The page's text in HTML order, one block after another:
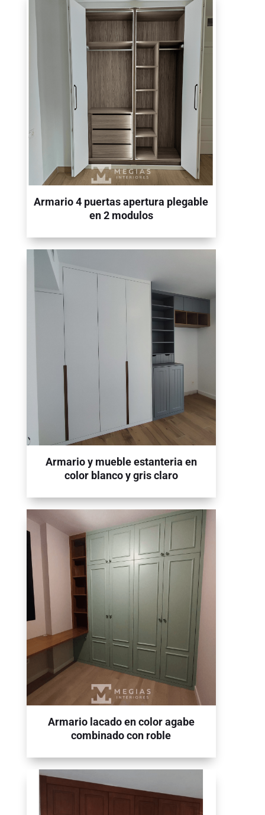
Armario 4 puertas apertura plegable
en 2 modulos
Armario y mueble estanteria en
color blanco y gris claro
Armario lacado en color agabe
combinado con roble